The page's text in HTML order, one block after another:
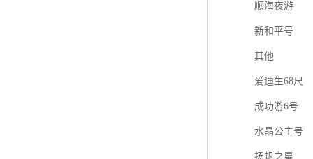
顺海夜游
新和平号
其他
爱迪生68尺
成功游6号
水晶公主号
扬帆之星